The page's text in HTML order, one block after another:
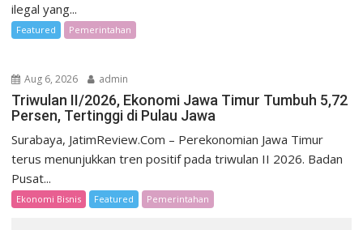
ilegal yang...
Featured Pemerintahan
Aug 6, 2026 admin
Triwulan II/2026, Ekonomi Jawa Timur Tumbuh 5,72
Persen, Tertinggi di Pulau Jawa
Surabaya, JatimReview.Com – Perekonomian Jawa Timur
terus menunjukkan tren positif pada triwulan II 2026. Badan
Pusat...
Ekonomi Bisnis Featured Pemerintahan